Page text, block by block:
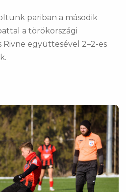
pariban a második
a törökországi
Rivne együttesével 2–2-es